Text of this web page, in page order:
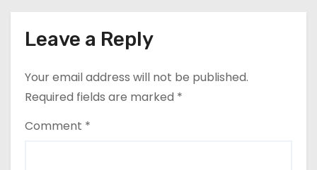
Leave a Reply
Your email address will not be published.
Required fields are marked *
Comment *